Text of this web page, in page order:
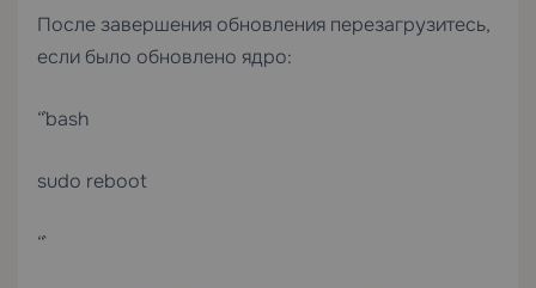
После завершения обновления перезагрузитесь,
если было обновлено ядро:
“`bash
sudo reboot
“`